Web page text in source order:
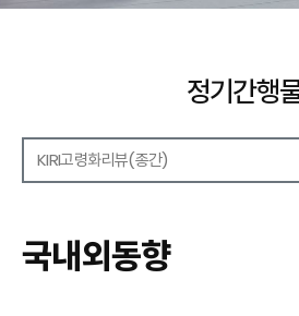
정기간행
KIRI고령화리뷰(종간)
보험금융연구
KIRI 리포트
국내외동향